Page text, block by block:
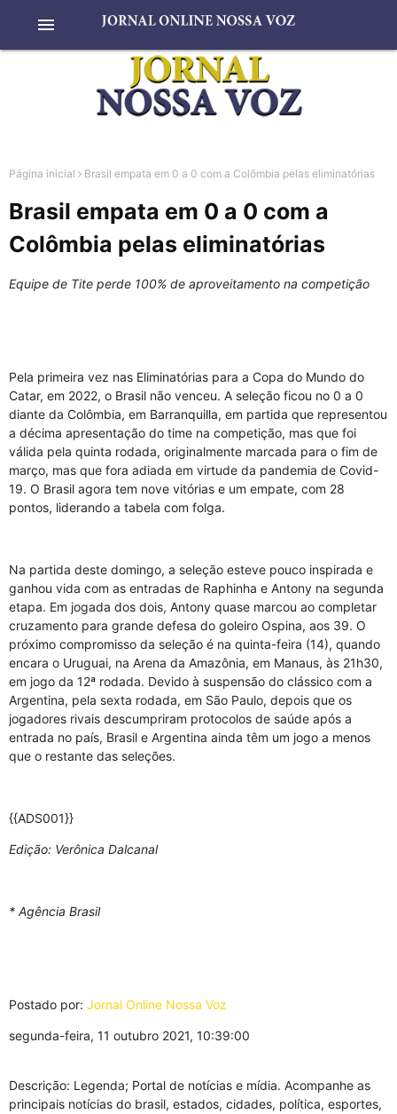
menu
Página inicial Brasil empata em 0 a 0 com a Colômbia pelas eliminatórias
Brasil empata em 0 a 0 com a
Colômbia pelas eliminatórias
Equipe de Tite perde 100% de aproveitamento na competição
Pela primeira vez nas Eliminatórias para a Copa do Mundo do
Catar, em 2022, o Brasil não venceu. A seleção ficou no 0 a 0
diante da Colômbia, em Barranquilla, em partida que representou
a décima apresentação do time na competição, mas que foi
válida pela quinta rodada, originalmente marcada para o fim de
março, mas que fora adiada em virtude da pandemia de Covid-
19. O Brasil agora tem nove vitórias e um empate, com 28
pontos, liderando a tabela com folga.
Na partida deste domingo, a seleção esteve pouco inspirada e
ganhou vida com as entradas de Raphinha e Antony na segunda
etapa. Em jogada dos dois, Antony quase marcou ao completar
cruzamento para grande defesa do goleiro Ospina, aos 39. O
próximo compromisso da seleção é na quinta-feira (14), quando
encara o Uruguai, na Arena da Amazônia, em Manaus, às 21h30,
em jogo da 12ª rodada. Devido à suspensão do clássico com a
Argentina, pela sexta rodada, em São Paulo, depois que os
jogadores rivais descumpriram protocolos de saúde após a
entrada no país, Brasil e Argentina ainda têm um jogo a menos
que o restante das seleções.
{{ADS001}}
Edição: Verônica Dalcanal
* Agência Brasil
Postado por: Jornal Online Nossa Voz
segunda-feira, 11 outubro 2021, 10:39:00
Descrição: Legenda; Portal de notícias e mídia. Acompanhe as
principais notícias do brasil, estados, cidades, política, esportes,